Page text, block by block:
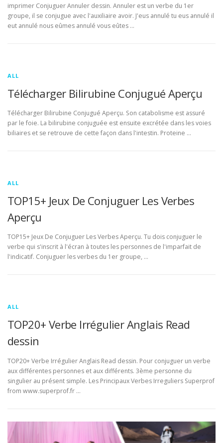
imprimer Conjuguer Annuler dessin. Annuler est un verbe du 1er
groupe, il se conjugue avec l'auxiliaire avoir. J'eus annulé tu eus annulé il
eut annulé nous eûmes annulé vous eûtes …
ALL
Télécharger Bilirubine Conjugué Aperçu
Télécharger Bilirubine Conjugué Aperçu. Son catabolisme est assuré
par le foie. La bilirubine conjuguée est ensuite excrétée dans les voies
biliaires et se retrouve de cette façon dans l'intestin. Proteine …
ALL
TOP15+ Jeux De Conjuguer Les Verbes
Aperçu
TOP15+ Jeux De Conjuguer Les Verbes Aperçu. Tu dois conjuguer le
verbe qui s'inscrit à l'écran à toutes les personnes de l'imparfait de
l'indicatif. Conjuguer les verbes du 1er groupe, …
ALL
TOP20+ Verbe Irrégulier Anglais Read
dessin
TOP20+ Verbe Irrégulier Anglais Read dessin. Pour conjuguer un verbe
aux différentes personnes et aux différents. 3ème personne du
singulier au présent simple. Les Principaux Verbes Irreguliers Superprof
from www.superprof.fr …